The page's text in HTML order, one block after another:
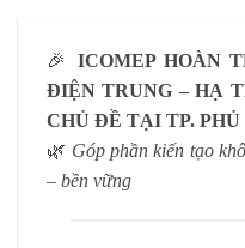
🎉 ICOMEP HOÀN
ĐIỆN TRUNG – HẠ
CHỦ ĐỀ TẠI TP.
🌿 Góp phần kiến tạo
– bền vững